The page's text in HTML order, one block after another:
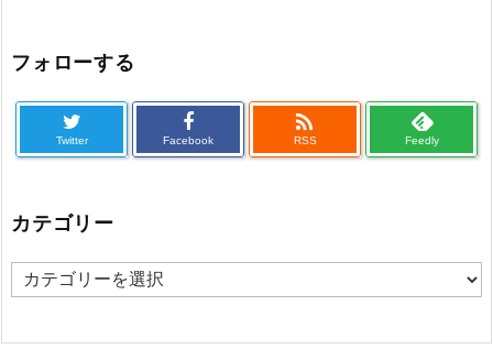
フォローする
Twitter Facebook

RSS Feedly
カテゴリー
カ
ゴ